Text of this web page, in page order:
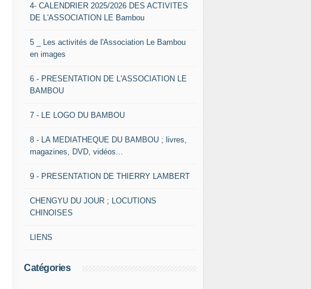
4- CALENDRIER 2025/2026 DES ACTIVITES
DE L'ASSOCIATION LE Bambou
5 _ Les activités de l'Association Le Bambou
en images
6 - PRESENTATION DE L'ASSOCIATION LE
BAMBOU
7 - LE LOGO DU BAMBOU
8 - LA MEDIATHEQUE DU BAMBOU ; livres,
magazines, DVD, vidéos...
9 - PRESENTATION DE THIERRY LAMBERT
CHENGYU DU JOUR ; LOCUTIONS
CHINOISES
LIENS
Catégories